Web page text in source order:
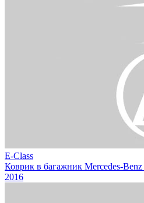
E-Class
Коврик в багажник Mercedes-
2016